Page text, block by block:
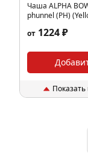
Чаша ALPHA
phunnel (PH)
от 1224 ₽